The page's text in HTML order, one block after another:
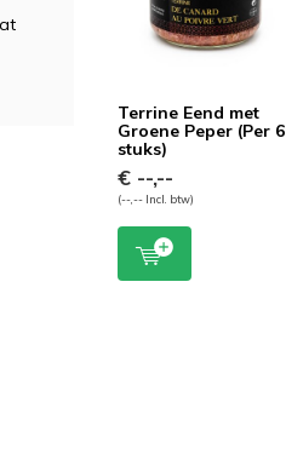
Terrine Eend met
Groene Peper (Per 6
stuks)
€ --,--
(--,-- Incl. btw)